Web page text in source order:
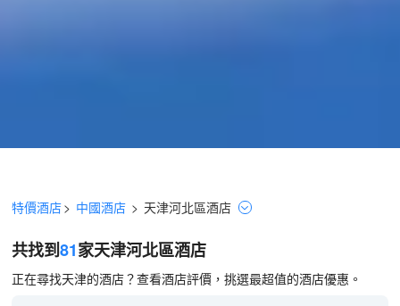
特價酒店> 中國酒店 > 天津河北區酒店
共找到81家天津河北區酒店
正在尋找天津的酒店？查看酒店評價，挑選最超值的酒店優惠。